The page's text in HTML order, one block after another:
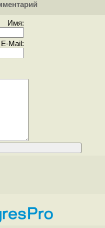
Имя:
E-Mail: